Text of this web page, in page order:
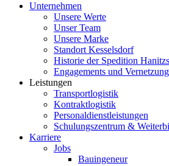
Unternehmen
Unsere Werte
Unser Team
Unsere Marke
Standort Kesselsdorf
Historie der Spedition
Engagements und
Leistungen
Transportlogistik
Kontraktlogistik
Personaldienstleistungen
Schulungszentrum &
Karriere
Jobs
Bauingeneur